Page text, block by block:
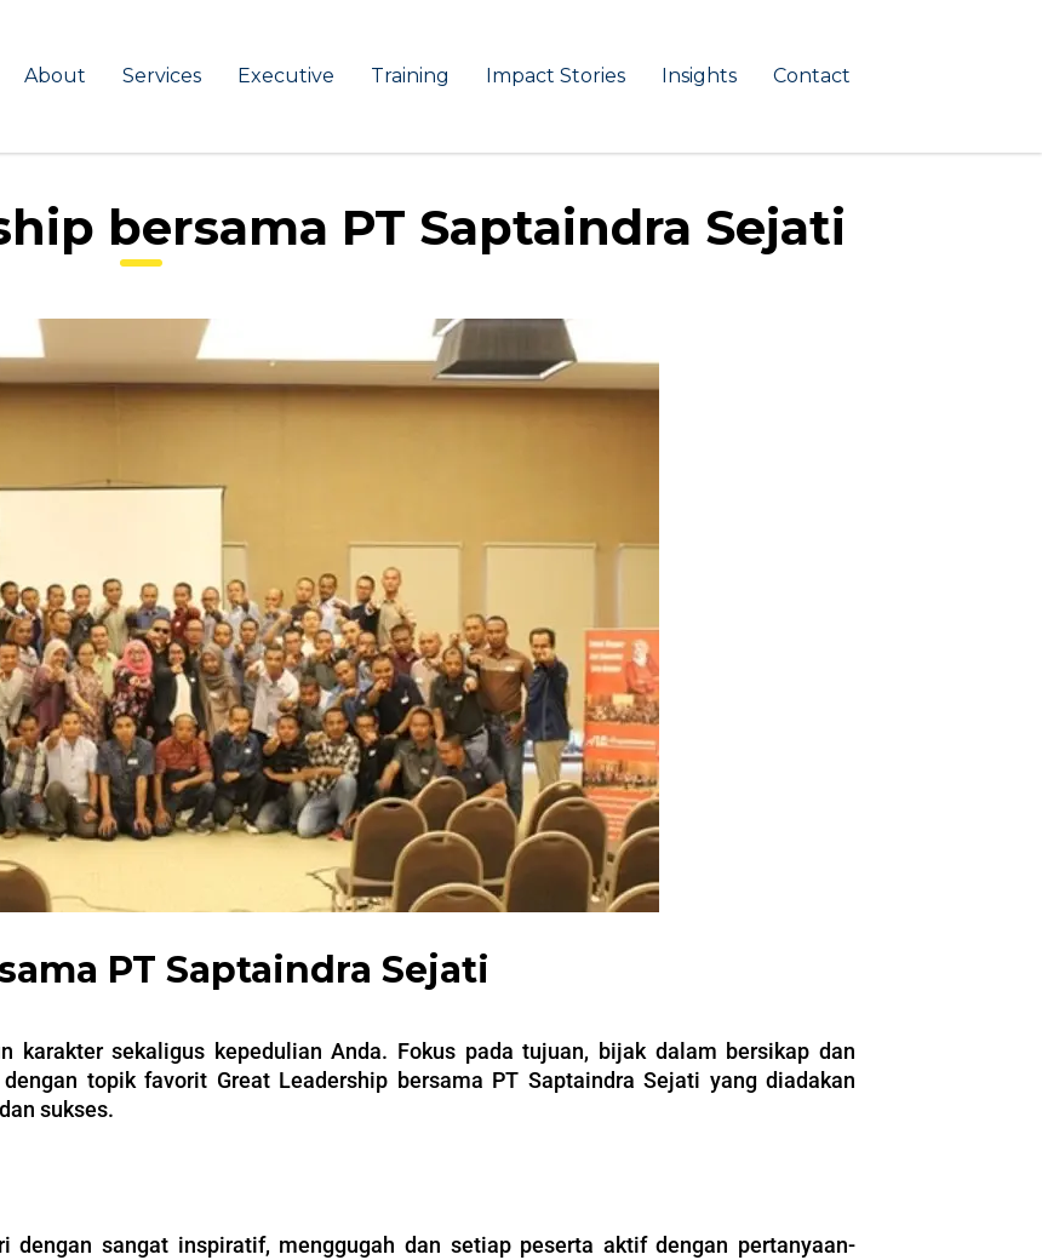
About Services Executive Training Impact Stories Insights Contact
bersama PT Saptaindra Sejati
PT Saptaindra Sejati
karakter sekaligus kepedulian Anda. Fokus pada tujuan, bijak dalam bersikap dan
topik favorit Great Leadership bersama PT Saptaindra Sejati yang diadakan
sukses.
sangat inspiratif, menggugah dan setiap peserta aktif dengan pertanyaan-